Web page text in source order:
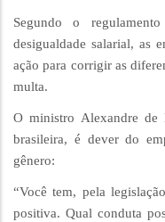
Segundo o
desigualdade salarial, as
ação para corrigir as
multa.
O ministro Alexandre de
brasileira, é dever do
gênero:
“Você tem, pela
positiva. Qual conduta